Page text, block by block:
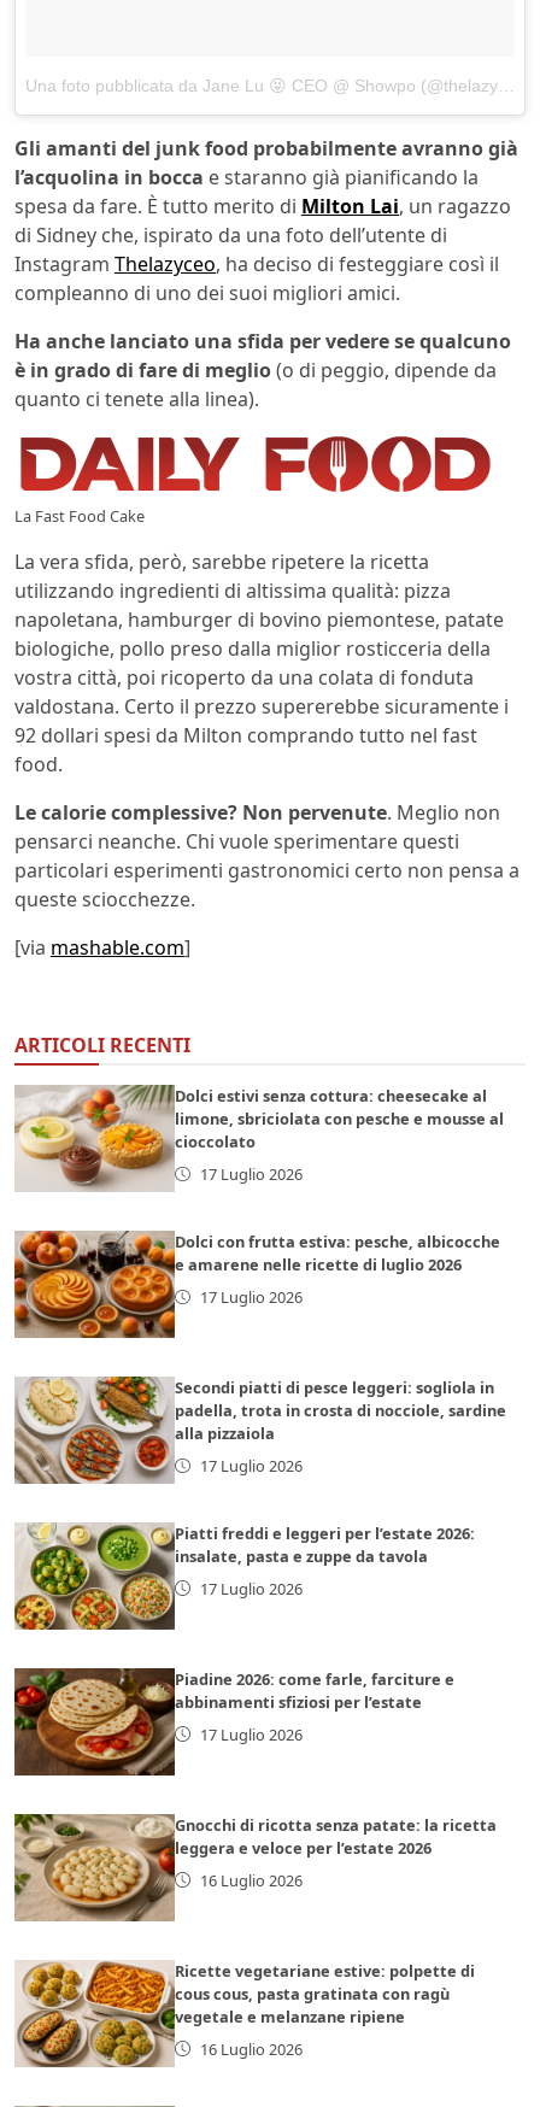
Gli amanti del junk food probabilmente avranno già
l’acquolina in bocca e staranno già pianificando la
spesa da fare. È tutto merito di Milton Lai, un ragazzo
di Sidney che, ispirato da una foto dell’utente di
Instagram Thelazyceo, ha deciso di festeggiare così il
compleanno di uno dei suoi migliori amici.
Ha anche lanciato una sfida per vedere se qualcuno
è in grado di fare di meglio(o di peggio, dipende da
quanto ci tenete alla linea).
La Fast Food Cake
La vera sfida, però, sarebbe ripetere la ricetta
utilizzando ingredienti di altissima qualità: pizza
napoletana, hamburger di bovino piemontese, patate
biologiche, pollo preso dalla miglior rosticceria della
vostra città, poi ricoperto da una colata di fonduta
valdostana. Certo il prezzo supererebbe sicuramente i
92 dollari spesi da Milton comprando tutto nel fast
food.
Le calorie complessive? Non pervenute. Meglio non
pensarci neanche. Chi vuole sperimentare questi
particolari esperimenti gastronomici certo non pensa a
queste sciocchezze.
[via mashable.com]
ARTICOLI RECENTI
Dolci estivi senza cottura: cheesecake al
limone, sbriciolata con pesche e mousse al
cioccolato
17 Luglio 2026
Dolci con frutta estiva: pesche, albicocche
e amarene nelle ricette di luglio 2026
17 Luglio 2026
Secondi piatti di pesce leggeri: sogliola in
padella, trota in crosta di nocciole, sardine
alla pizzaiola
17 Luglio 2026
Piatti freddi e leggeri per l’estate 2026:
insalate, pasta e zuppe da tavola
17 Luglio 2026
Piadine 2026: come farle, farciture e
abbinamenti sfiziosi per l’estate
17 Luglio 2026
Gnocchi di ricotta senza patate: la ricetta
leggera e veloce per l’estate 2026
16 Luglio 2026
Ricette vegetariane estive: polpette di
cous cous, pasta gratinata con ragù
vegetale e melanzane ripiene
16 Luglio 2026